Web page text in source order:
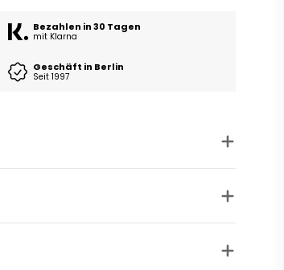
Bezahlen in 30 Tagen
mit Klarna
Geschäft in Berlin
Seit 1997